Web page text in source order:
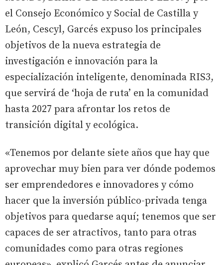
el Consejo Económico y Social de Castilla y
León, Cescyl, Garcés expuso los principales
objetivos de la nueva estrategia de
investigación e innovación para la
especialización inteligente, denominada RIS3,
que servirá de ‘hoja de ruta’ en la comunidad
hasta 2027 para afrontar los retos de
transición digital y ecológica.
«Tenemos por delante siete años que hay que
aprovechar muy bien para ver dónde podemos
ser emprendedores e innovadores y cómo
hacer que la inversión público-privada tenga
objetivos para quedarse aquí; tenemos que ser
capaces de ser atractivos, tanto para otras
comunidades como para otras regiones